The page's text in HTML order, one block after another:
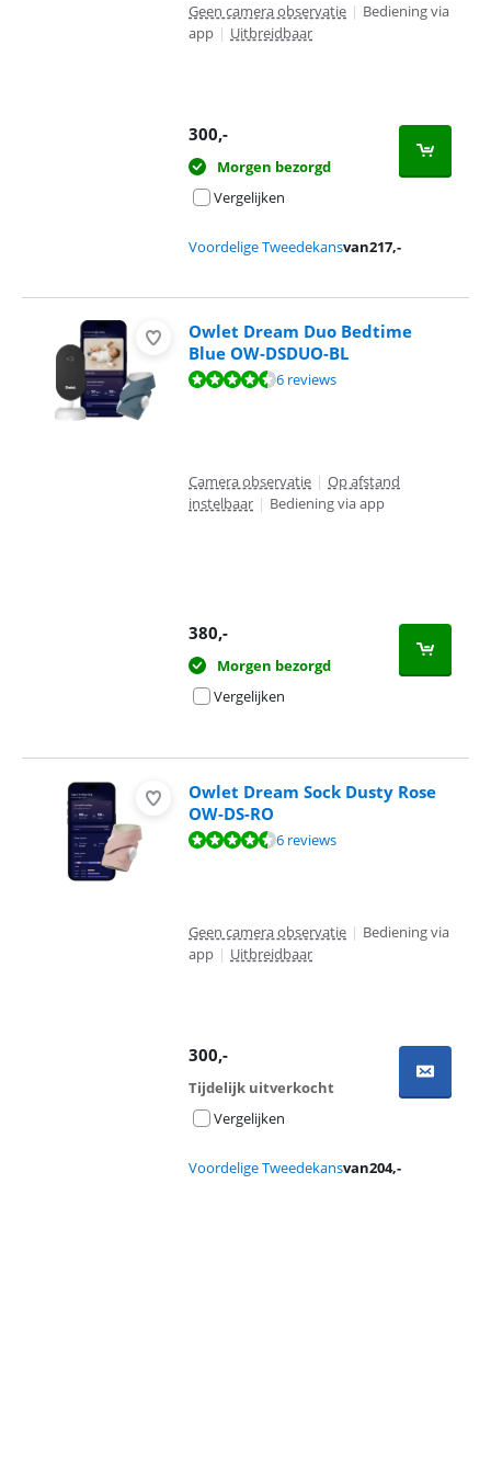
Geen camera observatie | Bediening via
app | Uitbreidbaar
300,-
Morgen bezorgd
Vergelijken
Voordelige Tweedekansvan217,-
Owlet Dream Duo Bedtime
Blue OW-DSDUO-BL
Beoordeling is 9,4 van de 10, gebaseerd op 6 reviews.
6 reviews
Camera observatie | Op afstand
instelbaar | Bediening via app
380,-
Morgen bezorgd
Vergelijken
Owlet Dream Sock Dusty Rose
OW-DS-RO
Beoordeling is 9,4 van de 10, gebaseerd op 6 reviews.
6 reviews
Geen camera observatie | Bediening via
app | Uitbreidbaar
300,-
Tijdelijk uitverkocht
Vergelijken
Voordelige Tweedekansvan204,-